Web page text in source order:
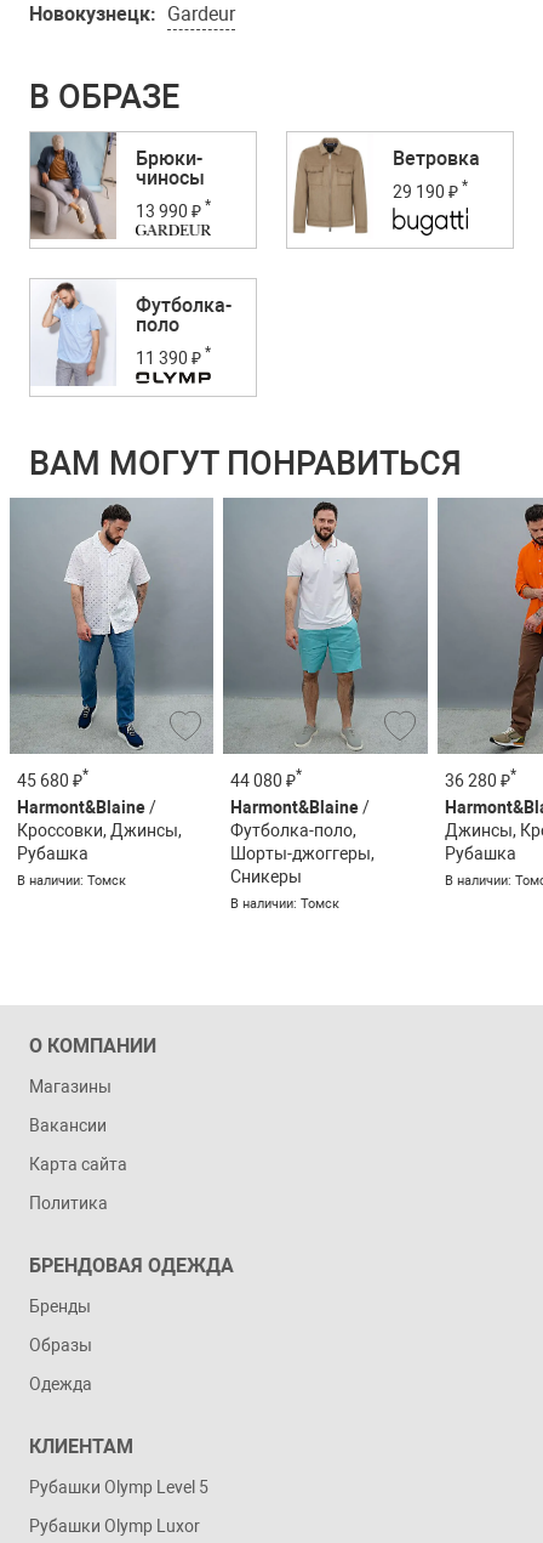
Новокузнецк: Gardeur
В ОБРАЗЕ
Брюки-
чиносы
13 990 ₽ *
Ветровка
29 190 ₽ *
Футболка-
поло
11 390 ₽ *
ВАМ МОГУТ ПОНРАВИТЬСЯ
45 680 ₽*
Harmont&Blaine/
Кроссовки, Джинсы,
Рубашка
В наличии: Томск
44 080 ₽*
Harmont&Blaine/
Футболка-поло,
Шорты-джоггеры,
Сникеры
В наличии: Томск
36 280 ₽*
Джинсы,
Рубашка
В наличии:
О КОМПАНИИ
Магазины
Вакансии
Карта сайта
Политика
БРЕНДОВАЯ ОДЕЖДА
Бренды
Образы
Одежда
КЛИЕНТАМ
Рубашки Olymp Level 5
Рубашки Olymp Luxor